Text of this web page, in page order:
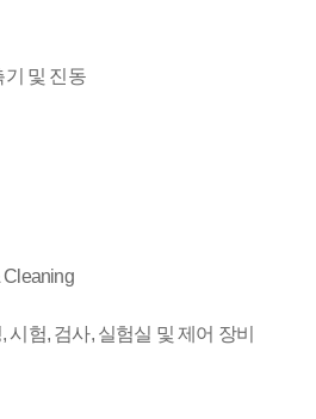
기 및 진동
Cleaning
험, 검사, 실험실 및 제어 장비